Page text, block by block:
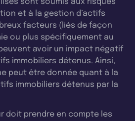
sont soumis aux risques
et à la gestion d’actifs
facteurs (liés de façon
ou plus spécifiquement au
avoir un impact négatif
immobiliers détenus. Ainsi,
peut être donnée quant à la
immobiliers détenus par la
doit prendre en compte les